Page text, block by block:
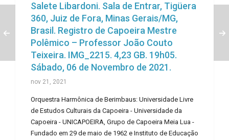
Salete Libardoni. Sala de Entrar, Tigüera
360, Juiz de Fora, Minas Gerais/MG,
Brasil. Registro de Capoeira Mestre
Polêmico – Professor João Couto
Teixeira. IMG_2215. 4,23 GB. 19h05.
Sábado, 06 de Novembro de 2021.
nov 21, 2021
Orquestra Harmônica de Berimbaus: Universidade Livre
de Estudos Culturais da Capoeira - Universidade da
Capoeira - UNICAPOEIRA, Grupo de Capoeira Meia Lua -
Fundado em 29 de maio de 1962 e Instituto de Educação